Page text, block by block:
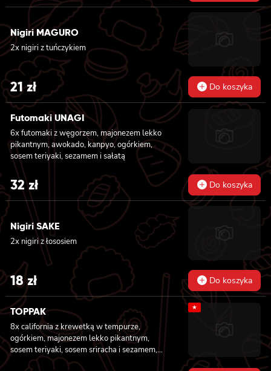
Nigiri MAGURO
2x nigiri z tuńczykiem
21zł Do koszyka
Futomaki UNAGI
6x futomaki z węgorzem, majonezem lekko
pikantnym, awokado, kanpyo, ogórkiem,
sosem teriyaki, sezamem i sałatą
32zł Do koszyka
Nigiri SAKE
2x nigiri z łososiem
18zł Do koszyka
TOPPAK
8x california z krewetką w tempurze,
ogórkiem, majonezem lekko pikantnym,
sosem teriyaki, sosem sriracha i sezamem,
masago owinięta łososiem, tuńczykiem,
★